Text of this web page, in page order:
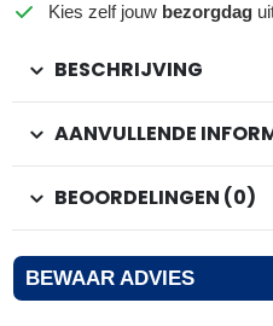
Kies zelf jouw bezorgdag
BESCHRIJVING
AANVULLENDE
BEOORDELINGEN (0)
BEWAAR ADVIES